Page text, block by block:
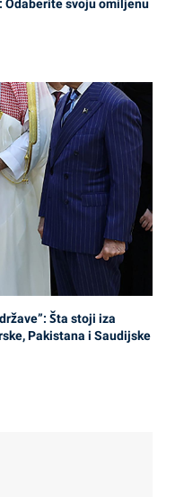
Odaberite svoju omiljenu
Šta stoji iza
Pakistana i Saudijske